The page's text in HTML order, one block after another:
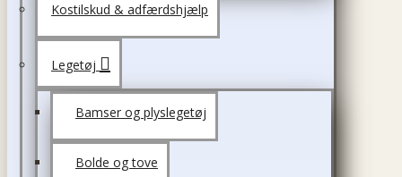
Kostilskud & adfærdshjælp
Legetøj
Bamser og plyslegetøj
Bolde og tove